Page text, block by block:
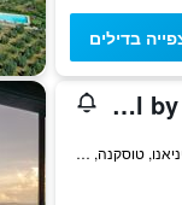
בדילים
Relais Santa Chiara Hotel by Double Hospitality
Via Giacomo Matteotti, 15, סן ג'ימיניאנו, טוסקנה, איטליה